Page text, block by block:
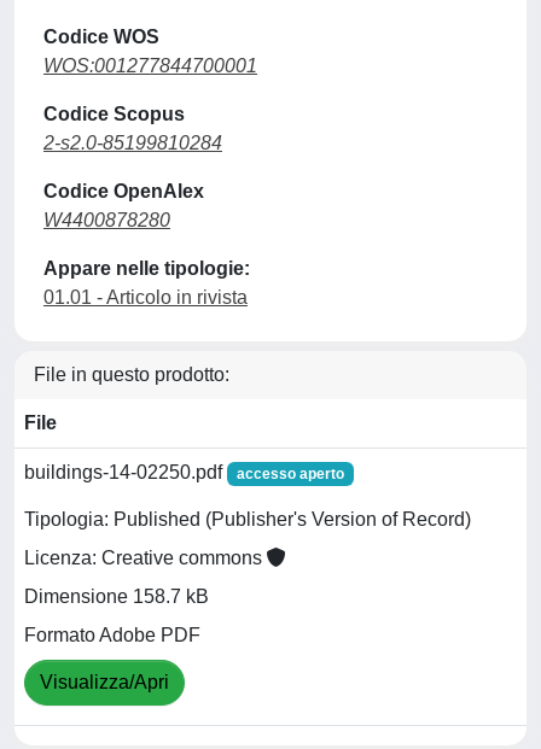
Codice WOS
WOS:001277844700001
Codice Scopus
2-s2.0-85199810284
Codice OpenAlex
W4400878280
Appare nelle tipologie:
01.01 - Articolo in rivista
File in questo prodotto:
File
buildings-14-02250.pdf accesso aperto
Tipologia: Published (Publisher's Version of Record)
Licenza: Creative commons
Dimensione 158.7 kB
Formato Adobe PDF
Visualizza/Apri